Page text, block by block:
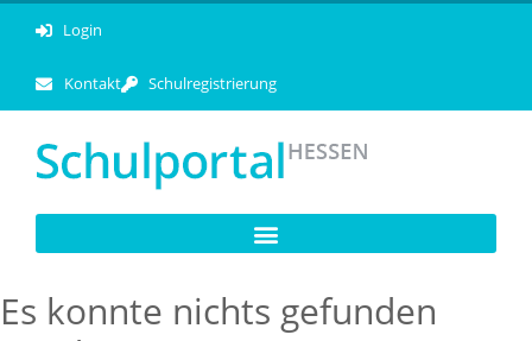
Login
Kontakt Schulregistrierung
Es konnte nichts gefunden